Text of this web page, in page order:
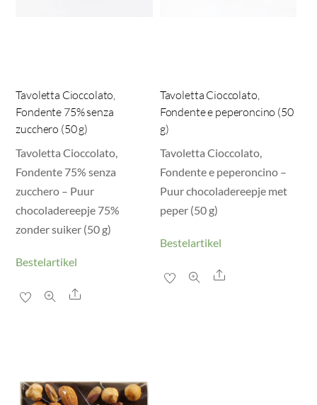
Tavoletta Cioccolato,
Fondente 75% senza
zucchero (50 g)
Tavoletta Cioccolato,
Fondente 75% senza
zucchero – Puur
chocoladereepje 75%
zonder suiker (50 g)
Bestelartikel
Share
Tavoletta Cioccolato,
Fondente e peperoncino (50
g)
Tavoletta Cioccolato,
Fondente e peperoncino –
Puur chocoladereepje met
peper (50 g)
Bestelartikel
Share